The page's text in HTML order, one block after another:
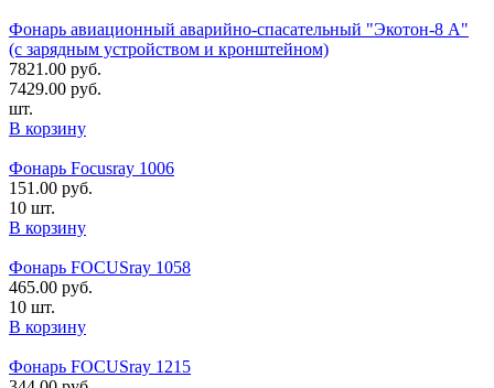
Фонарь авиационный аварийно-спасательный "Экотон-8 А"
(с зарядным устройством и кронштейном)
7821.00 руб.
7429.00 руб.
шт.
В корзину
Фонарь Focusray 1006
151.00 руб.
10 шт.
В корзину
Фонарь FOCUSray 1058
465.00 руб.
10 шт.
В корзину
Фонарь FOCUSray 1215